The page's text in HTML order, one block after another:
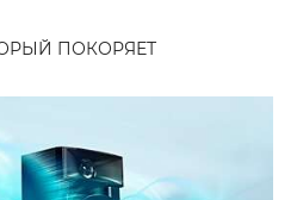
ПОКОРЯЕТ